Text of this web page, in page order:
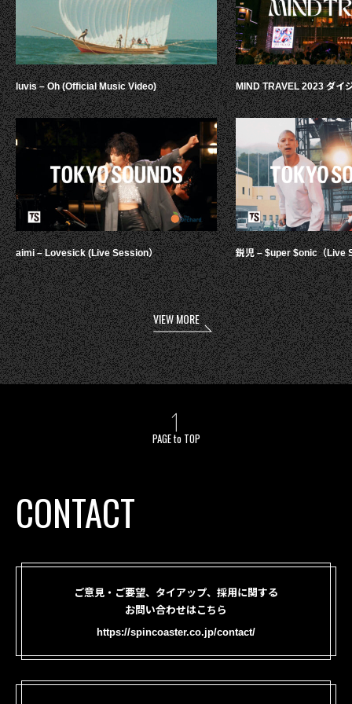
luvis – Oh (Official Music Video)
aimi – Lovesick (Live Session）
MIND TRAVEL 2023 ダイ
鋭児 – $uper $onic（Live
VIEW MORE
PAGE to TOP
CONTACT
ご意見・ご要望、タイアップ、採用に関する
お問い合わせはこちら
https://spincoaster.co.jp/contact/